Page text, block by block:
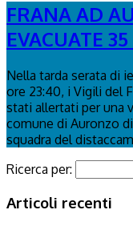
FRANA AD
EVACUATE
Nella tarda serata di
ore 23:40, i Vigili del
stati allertati per una
comune di Auronzo
squadra del
Ricerca per:
Articoli recenti